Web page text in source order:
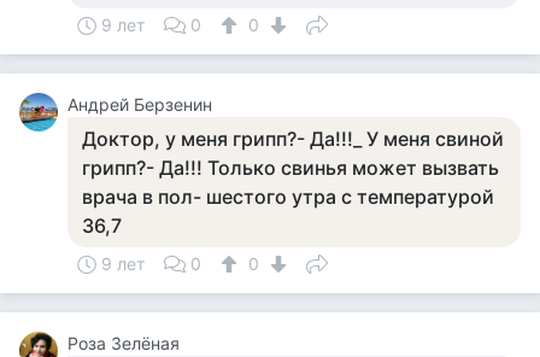
9 лет 0 0
Андрей Берзенин
Доктор, у меня грипп?- Да!!!_ У меня свиной
грипп?- Да!!! Только свинья может вызвать
врача в пол- шестого утра с температурой
36,7
9 лет 0 0
Роза Зелёная